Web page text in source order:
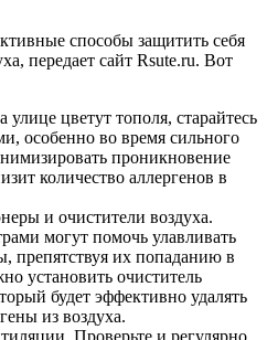
способы защитить себя
передает сайт Rsute.ru. Вот
улице цветут тополя, старайтесь
особенно во время сильного
проникновение
количество аллергенов в
и очистители воздуха.
могут помочь улавливать
препятствуя их попаданию в
установить очиститель
будет эффективно удалять
из воздуха.